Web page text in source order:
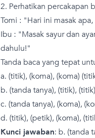
2. Perhatikan percakapan
Tomi : "Hari ini masak
Ibu : "Masak sayur dan
dahulu!"
Tanda baca yang tepat
a. (titik), (koma), (koma)
b. (tanda tanya), (titik),
c. (tanda tanya), (koma),
d. (titik), (petik), (koma),
Kunci jawaban: b. (tanda